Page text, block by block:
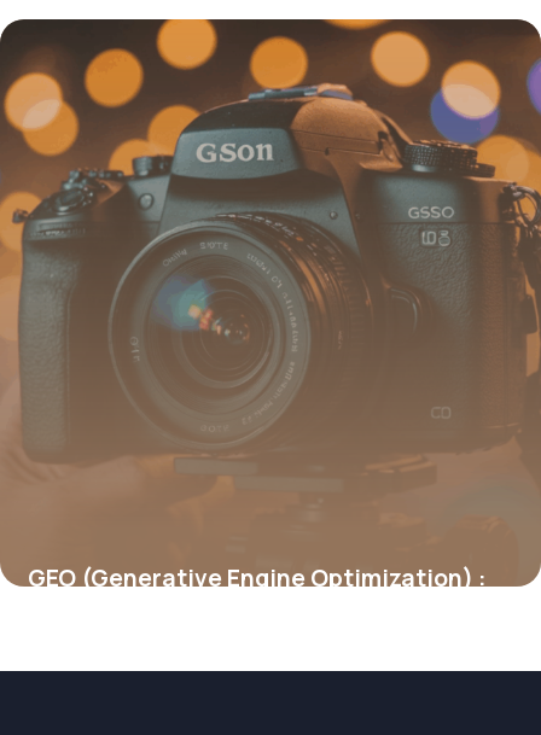
2026
24 juin 2026
GEO (Generative Engine Optimization) :